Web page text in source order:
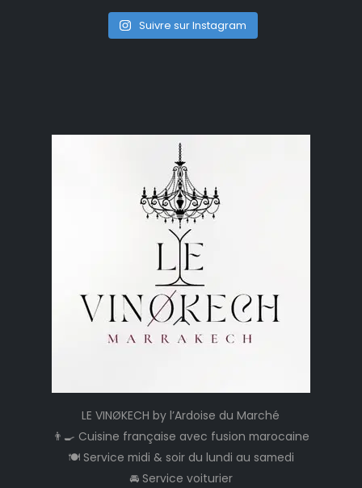
Suivre sur Instagram
LE VINØKECH by l’Ardoise du Marché
👨‍🍳 Cuisine française avec fusion marocaine
🍽️ Service midi & soir du lundi au samedi
🚘 Service voiturier